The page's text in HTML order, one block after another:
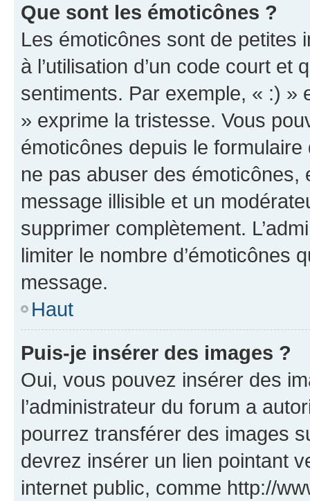
Que sont les émoticônes ?
Les émoticônes sont de petites
à l’utilisation d’un code court et
sentiments. Par exemple, « :) »
» exprime la tristesse. Vous
émoticônes depuis le
ne pas abuser des
message illisible et un
supprimer complètement.
limiter le nombre d’émoticônes
message.
Haut
Puis-je insérer des images ?
Oui, vous pouvez insérer des
l’administrateur du forum a
pourrez transférer des images
devrez insérer un lien pointant
internet public, comme http://